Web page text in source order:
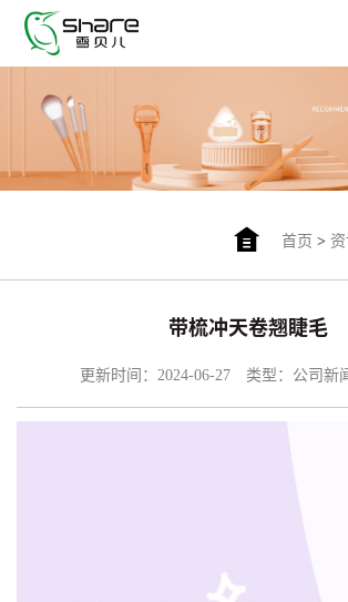
首页 >
带梳冲天卷翘睫毛
更新时间：2024-06-27 类型：公司新